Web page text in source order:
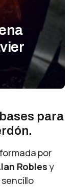
para
por
Robles y